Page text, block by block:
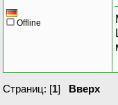
Offline
Страниц: [1] Вверх